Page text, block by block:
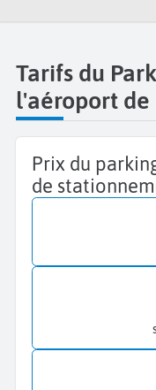
Tarifs du
l'aéroport de
Prix du
de